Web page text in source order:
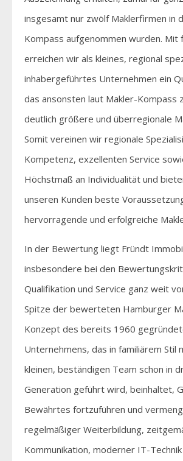
insgesamt nur zwölf Maklerfirmen in
Kompass aufgenommen wurden. Mit
erreichen wir als kleines, regional
inhabergeführtes Unternehmen ein
das ansonsten laut Makler-Kompass
deutlich größere und überregionale
Somit vereinen wir regionale
Kompetenz, exzellenten Service
Höchstmaß an Individualität und
unseren Kunden beste
hervorragende und erfolgreiche
In der Bewertung liegt Fründt
insbesondere bei den
Qualifikation und Service ganz weit
Spitze der bewerteten Hamburger
Konzept des bereits 1960
Unternehmens, das in familiärem Stil
kleinen, beständigen Team schon in
Generation geführt wird, beinhaltet,
Bewährtes fortzuführen und
regelmäßiger Weiterbildung,
Kommunikation, moderner IT-Technik